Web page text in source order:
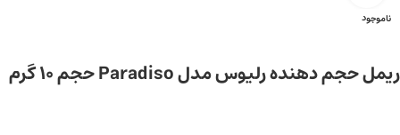
ناموجود
ریمل حجم‌ دهنده رلیوس مدل Paradiso حجم 10 گرم